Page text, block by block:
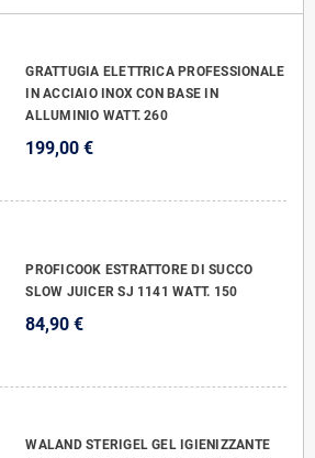
GRATTUGIA ELETTRICA PROFESSIONALE
IN ACCIAIO INOX CON BASE IN
ALLUMINIO WATT. 260
199,00 €
PROFICOOK ESTRATTORE DI SUCCO
SLOW JUICER SJ 1141 WATT. 150
84,90 €
WALAND STERIGEL GEL IGIENIZZANTE